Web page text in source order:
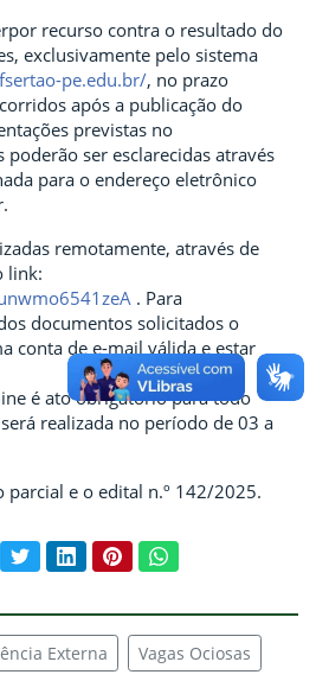
recurso contra o resultado do
exclusivamente pelo sistema
pe.edu.br/, no prazo
após a publicação do
previstas no
ser esclarecidas através
para o endereço eletrônico
remotamente, através de
link:
. Para
documentos solicitados o
conta de e-mail válida e estar
é ato obrigatório para todo
realizada no período de 03 a
parcial e o edital n.º 142/2025.
conteúdo:
TwitterLinkedInPinterestWhatsApp
Externa Vagas Ociosas